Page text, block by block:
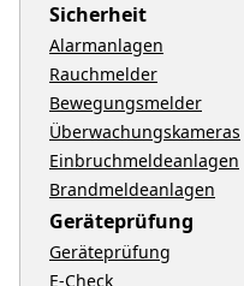
Sicherheit
Alarmanlagen
Rauchmelder
Bewegungsmelder
Überwachungskameras
Einbruchmeldeanlagen
Brandmeldeanlagen
Geräteprüfung
Geräteprüfung
E-Check